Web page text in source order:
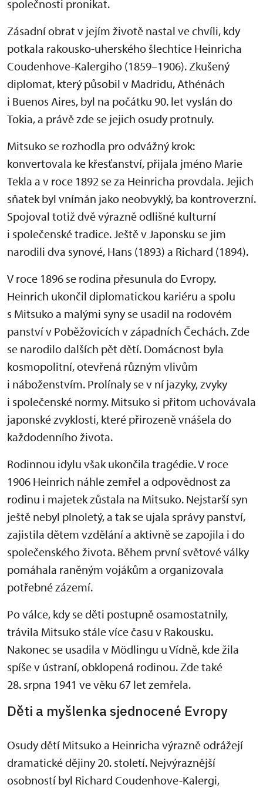
společnosti pronikat.
Zásadní obrat v jejím životě nastal ve chvíli, kdy
potkala rakousko-uherského šlechtice Heinricha
Coudenhove-Kalergiho (1859–1906). Zkušený
diplomat, který působil v Madridu, Athénách
i Buenos Aires, byl na počátku 90. let vyslán do
Tokia, a právě zde se jejich osudy protnuly.
Mitsuko se rozhodla pro odvážný krok:
konvertovala ke křesťanství, přijala jméno Marie
Tekla a v roce 1892 se za Heinricha provdala. Jejich
sňatek byl vnímán jako neobvyklý, ba kontroverzní.
Spojoval totiž dvě výrazně odlišné kulturní
i společenské tradice. Ještě v Japonsku se jim
narodili dva synové, Hans (1893) a Richard (1894).
V roce 1896 se rodina přesunula do Evropy.
Heinrich ukončil diplomatickou kariéru a spolu
s Mitsuko a malými syny se usadil na rodovém
panství v Poběžovicích v západních Čechách. Zde
se narodilo dalších pět dětí. Domácnost byla
kosmopolitní, otevřená různým vlivům
i náboženstvím. Prolínaly se v ní jazyky, zvyky
i společenské normy. Mitsuko si přitom uchovávala
japonské zvyklosti, které přirozeně vnášela do
každodenního života.
Rodinnou idylu však ukončila tragédie. V roce
1906 Heinrich náhle zemřel a odpovědnost za
rodinu i majetek zůstala na Mitsuko. Nejstarší syn
ještě nebyl plnoletý, a tak se ujala správy panství,
zajistila dětem vzdělání a aktivně se zapojila i do
společenského života. Během první světové války
pomáhala raněným vojákům a organizovala
potřebné zázemí.
Po válce, kdy se děti postupně osamostatnily,
trávila Mitsuko stále více času v Rakousku.
Nakonec se usadila v Mödlingu u Vídně, kde žila
spíše v ústraní, obklopená rodinou. Zde také
28. srpna 1941 ve věku 67 let zemřela.
Děti a myšlenka sjednocené Evropy
Osudy dětí Mitsuko a Heinricha výrazně odrážejí
dramatické dějiny 20. století. Nejvýraznější
osobností byl Richard Coudenhove-Kalergi,